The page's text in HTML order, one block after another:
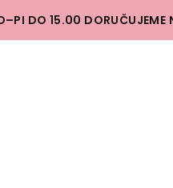
DO 15.00 DORUČUJEME